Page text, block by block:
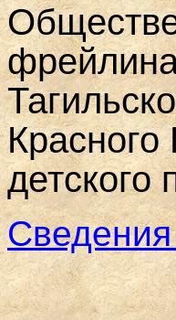
Красного
детского